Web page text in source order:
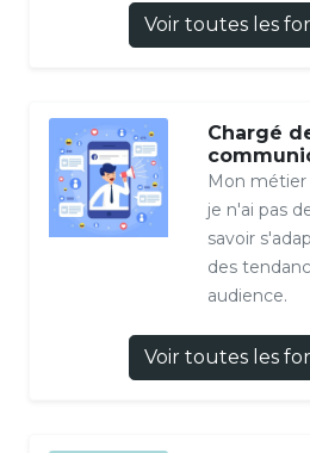
Voir toutes les
Chargé
Mon métier
je n'ai pas
savoir
des
audience.
Voir toutes les